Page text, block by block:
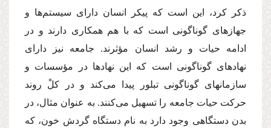
ذكر كرد، این است كه پیكر انسان داراى سیستم‌ها و
جهازهاى گوناگونى است كه با هم همكارى دارند و در
ادامه حیات و رشد انسان مؤثرند. جامعه نیز داراى
نهادهاى گوناگونى است كه این نهادها در مؤسسات و
سازمانهاى گوناگونى تبلور پیدا مى‌كند و در كلْ روند
حركت حیات جامعه را تسهیل مى‌كنند. به عنوان مثال، در
بدن دستگاهى وجود دارد به نام دستگاه گردش خون، كه